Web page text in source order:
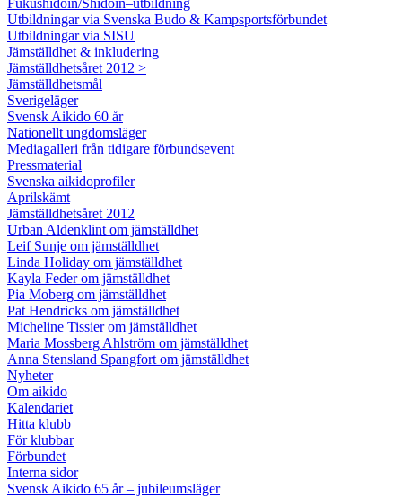
Fukushidoin/Shidoin–utbildning
Utbildningar via Svenska Budo & Kampsportsförbundet
Utbildningar via SISU
Jämställdhet & inkludering
Jämställdhetsåret 2012 >
Jämställdhetsmål
Sverigeläger
Svensk Aikido 60 år
Nationellt ungdomsläger
Mediagalleri från tidigare förbundsevent
Pressmaterial
Svenska aikidoprofiler
Aprilskämt
Jämställdhetsåret 2012
Urban Aldenklint om jämställdhet
Leif Sunje om jämställdhet
Linda Holiday om jämställdhet
Kayla Feder om jämställdhet
Pia Moberg om jämställdhet
Pat Hendricks om jämställdhet
Micheline Tissier om jämställdhet
Maria Mossberg Ahlström om jämställdhet
Anna Stensland Spangfort om jämställdhet
Nyheter
Om aikido
Kalendariet
Hitta klubb
För klubbar
Förbundet
Interna sidor
Svensk Aikido 65 år – jubileumsläger